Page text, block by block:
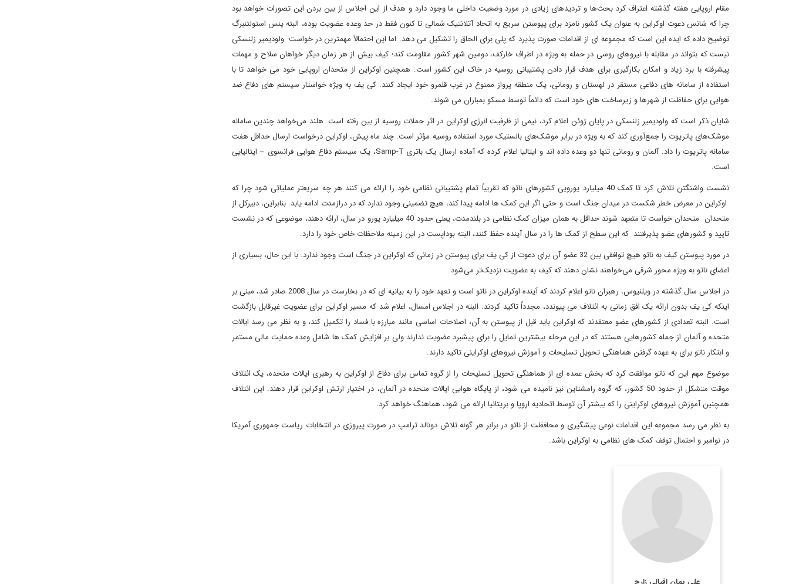
مقام اروپایی هفته گذشته اعتراف کرد بحث‌ها و تردیدهای زیادی در مورد وضعیت داخلی ما وجود دارد و هدف از این اجلاس از بین بردن این تصورات خواهد بود
چرا که شانس دعوت اوکراین به عنوان یک کشور نامزد برای پیوستن سریع به اتحاد آتلانتیک شمالی تا کنون فقط در حد وعده عضویت بوده، البته ینس استولتنبرگ
توضیح داده که ایده این است که مجموعه ای از اقدامات صورت پذیرد که پلی برای الحاق را تشکیل می دهد. اما این احتمالاً مهمترین در خواست ولودیمیر زلنسکی
نیست که بتواند در مقابله با نیروهای روسی در حمله به ویژه در اطراف خارکف، دومین شهر کشور مقاومت کند؛ کیف بیش از هر زمان دیگر خواهان سلاح و مهمات
پیشرفته با برد زیاد و امکان بکارگیری برای هدف قرار دادن پشتیبانی روسیه در خاک این کشور است. همچنین اوکراین از متحدان اروپایی خود می خواهد تا با
استفاده از سامانه های دفاعی مستقر در لهستان و رومانی، یک منطقه پرواز ممنوع در غرب قلمرو خود ایجاد کنند. کی یف به ویژه خواستار سیستم های دفاع ضد
هوایی برای حفاظت از شهرها و زیرساخت های خود است که دائماً توسط مسکو بمباران می شوند.
شایان ذکر است که ولودیمیر زلنسکی در پایان ژوئن اعلام کرد، نیمی از ظرفیت انرژی اوکراین در اثر حملات روسیه از بین رفته است. هلند می‌خواهد چندین سامانه
موشک‌های پاتریوت را جمع‌آوری کند که به ویژه در برابر موشک‌های بالستیک مورد استفاده روسیه مؤثر است. چند ماه پیش، اوکراین درخواست ارسال حداقل هفت
سامانه پاتریوت را داد. آلمان و رومانی تنها دو وعده داده اند و ایتالیا اعلام کرده که آماده ارسال یک باتری Samp-T، یک سیستم دفاع هوایی فرانسوی – ایتالیایی
است.
نشست واشنگتن تلاش کرد تا کمک 40 میلیارد یورویی کشورهای ناتو که تقریباً تمام پشتیبانی نظامی خود را ارائه می کنند هر چه سریعتر عملیاتی شود چرا که
اوکراین در معرض خطر شکست در میدان جنگ است و حتی اگر این کمک ها ادامه پیدا کند، هیچ تضمینی وجود ندارد که در درازمدت ادامه یابد. بنابراین، دبیرکل از
متحدان متحدان خواست تا متعهد شوند حداقل به همان میزان کمک نظامی در بلندمدت، یعنی حدود 40 میلیارد یورو در سال، ارائه دهند، موضوعی که در نشست
تایید و کشورهای عضو پذیرفتند که این سطح از کمک ها را در سال آینده حفظ کنند، البته بوداپست در این زمینه ملاحظات خاص خود را دارد.
در مورد پیوستن کیف به ناتو هیچ توافقی بین 32 عضو آن برای دعوت از کی یف برای پیوستن در زمانی که اوکراین در جنگ است وجود ندارد. با این حال، بسیاری از
اعضای ناتو به ویژه محور شرقی می‌خواهند نشان دهند که کیف به عضویت نزدیک‌تر می‌شود.
در اجلاس سال گذشته در ویلنیوس، رهبران ناتو اعلام کردند که آینده اوکراین در ناتو است و تعهد خود را به بیانیه ای که در بخارست در سال 2008 صادر شد، مبنی بر
اینکه کی یف بدون ارائه یک افق زمانی به ائتلاف می پیوندد، مجدداً تاکید کردند. البته در اجلاس امسال، اعلام شد که مسیر اوکراین برای عضویت غیرقابل بازگشت
است. البته تعدادی از کشورهای عضو معتقدند که اوکراین باید قبل از پیوستن به آن، اصلاحات اساسی مانند مبارزه با فساد را تکمیل کند، و به نظر می رسد ایالات
متحده و آلمان از جمله کشورهایی هستند که در این مرحله بیشترین تمایل را برای پیشبرد عضویت ندارند ولی بر افزایش کمک ها شامل وعده حمایت مالی مستمر
و ابتکار ناتو برای به عهده گرفتن هماهنگی تحویل تسلیحات و آموزش نیروهای اوکراینی تاکید دارند.
موضوع مهم این که ناتو موافقت کرد که بخش عمده ای از هماهنگی تحویل تسلیحات را از گروه تماس برای دفاع از اوکراین به رهبری ایالات متحده، یک ائتلاف
موقت متشکل از حدود 50 کشور، که گروه رامشتاین نیز نامیده می شود، از پایگاه هوایی ایالات متحده در آلمان، در اختیار ارتش اوکراین قرار دهند. این ائتلاف
همچنین آموزش نیروهای اوکراینی را که بیشتر آن توسط اتحادیه اروپا و بریتانیا ارائه می شود، هماهنگ خواهد کرد.
به نظر می رسد مجموعه این اقدامات نوعی پیشگیری و محافظت از ناتو در برابر هر گونه تلاش دونالد ترامپ در صورت پیروزی در انتخابات ریاست جمهوری آمریکا
در نوامبر و احتمال توقف کمک های نظامی به اوکراین باشد.
دیپلمات و کارشناس ارشد